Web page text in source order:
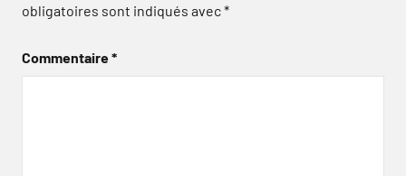
obligatoires sont indiqués avec*
Commentaire*